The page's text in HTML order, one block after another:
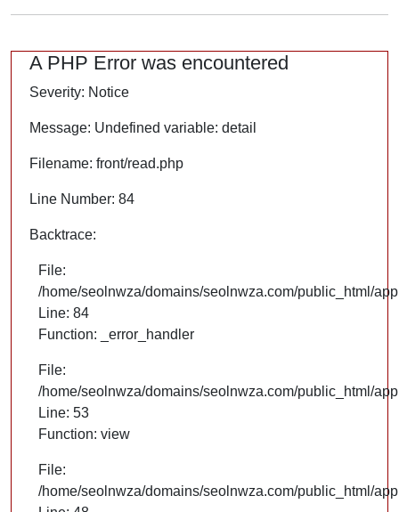
A PHP Error was encountered
Severity: Notice
Message: Undefined variable: detail
Filename: front/read.php
Line Number: 84
Backtrace:
File:
/home/seolnwza/domains/seolnwza.com/public_html/
Line: 84
Function: _error_handler
File:
/home/seolnwza/domains/seolnwza.com/public_html/
Line: 53
Function: view
File:
/home/seolnwza/domains/seolnwza.com/public_html/